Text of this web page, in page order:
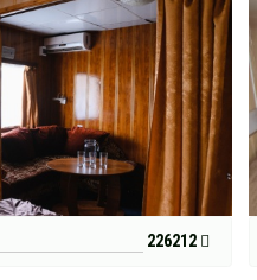
226212